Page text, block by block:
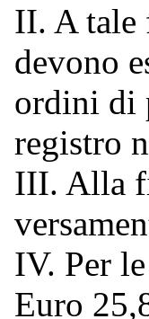
II. A tale
devono
ordini di
registro
III. Alla
IV. Per
Euro